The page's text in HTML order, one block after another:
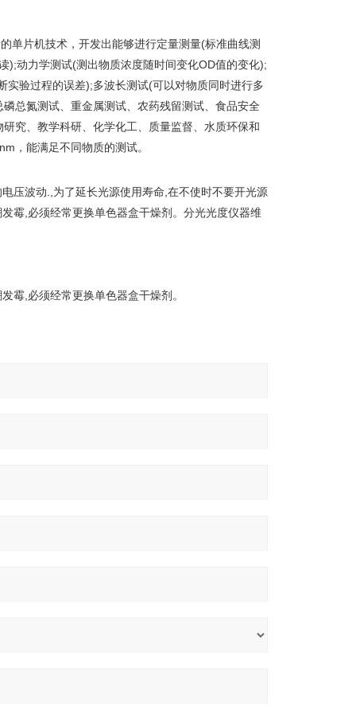
单片机技术，开发出能够进行定量测量(标准曲线测
);动力学测试(测出物质浓度随时间变化OD值的变化);
验过程的误差);多波长测试(可以对物质同时进行多
总氮测试、重金属测试、农药残留测试、食品安全
究、教学科研、化学化工、质量监督、水质环保和
，能满足不同物质的测试。
压波动.,为了延长光源使用寿命,在不使时不要开光源
霉,必须经常更换单色器盒干燥剂。分光光度仪器维
霉,必须经常更换单色器盒干燥剂。